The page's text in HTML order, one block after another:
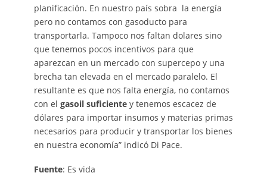
planificación. En nuestro país sobra la energía
pero no contamos con gasoducto para
transportarla. Tampoco nos faltan dolares sino
que tenemos pocos incentivos para que
aparezcan en un mercado con supercepo y una
brecha tan elevada en el mercado paralelo. El
resultante es que nos falta energía, no contamos
con el gasoil suficiente y tenemos escacez de
dólares para importar insumos y materias primas
necesarios para producir y transportar los bienes
en nuestra economía” indicó Di Pace.
Fuente: Es vida